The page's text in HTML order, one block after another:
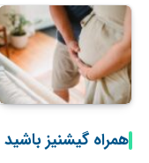
همراه گیشنیز باشید